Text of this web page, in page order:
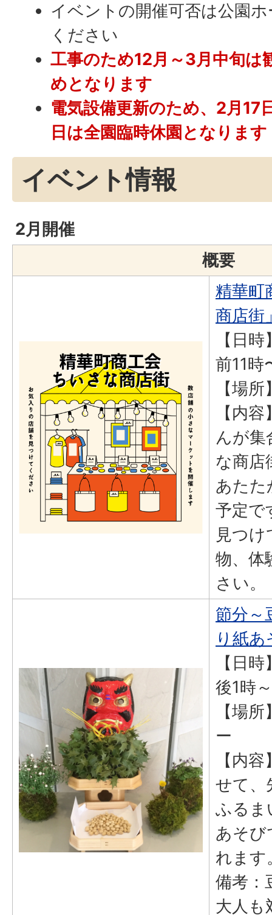
イベントの開催可否は公園
ください
工事のため12月～3月中旬は
めとなります
電気設備更新のため、2月17
日は全園臨時休園となります
イベント情報
2月開催
概要
精華町
商店街
【日
前11時
【場
【内
んが集
な商店
あたた
予定で
見つ
物、体
さい。
節分～
り紙
【日
後1時
【場
ー
【内
せて、
ふるま
あそび
れます
備考：
大人も